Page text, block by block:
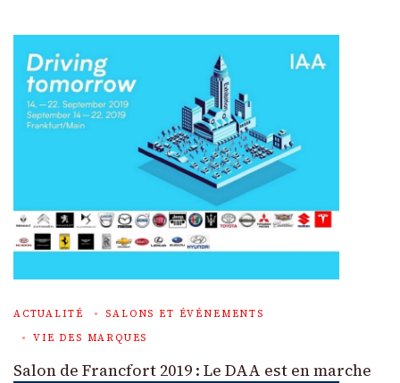
ACTUALITÉ
SALONS ET ÉVÉNEMENTS
VIE DES MARQUES
Salon de Francfort 2019 : Le DAA est en marche